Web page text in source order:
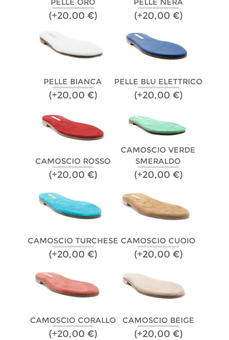
PELLE ORO
(+20,00 €)
PELLE NERA
(+20,00 €)
PELLE BIANCA
(+20,00 €)
PELLE BLU ELETTRICO
(+20,00 €)
CAMOSCIO ROSSO
(+20,00 €)
CAMOSCIO VERDE
SMERALDO
(+20,00 €)
CAMOSCIO TURCHESE
(+20,00 €)
CAMOSCIO CUOIO
(+20,00 €)
CAMOSCIO CORALLO
(+20,00 €)
CAMOSCIO BEIGE
(+20,00 €)